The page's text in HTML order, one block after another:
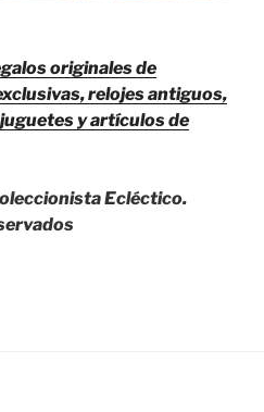
originales de
relojes antiguos,
y artículos de
Ecléctico.